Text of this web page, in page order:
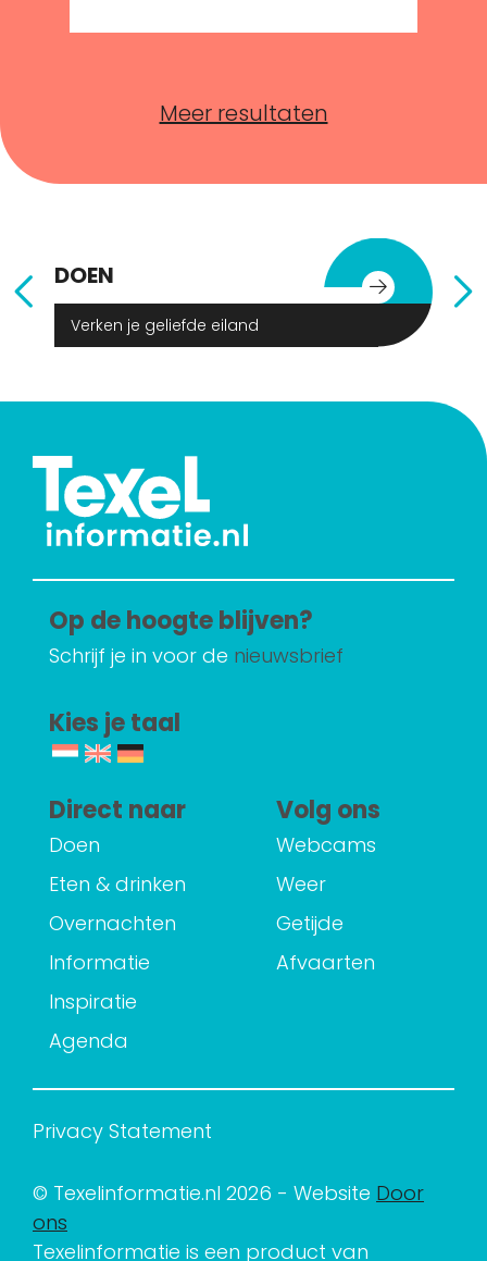
Meer resultaten
DOEN
Verken je geliefde eiland
Op de hoogte blijven?
Schrijf je in voor de nieuwsbrief
Kies je taal
Direct naar
Doen
Eten & drinken
Overnachten
Informatie
Inspiratie
Agenda
Volg ons
Webcams
Weer
Getijde
Afvaarten
Privacy Statement
© Texelinformatie.nl 2026 - Website Door
ons
Texelinformatie is een product van